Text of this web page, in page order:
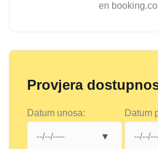
en
Provjera
Datum unosa: Datum